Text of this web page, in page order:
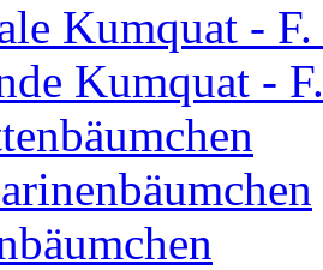
Kumquat -
Kumquat -